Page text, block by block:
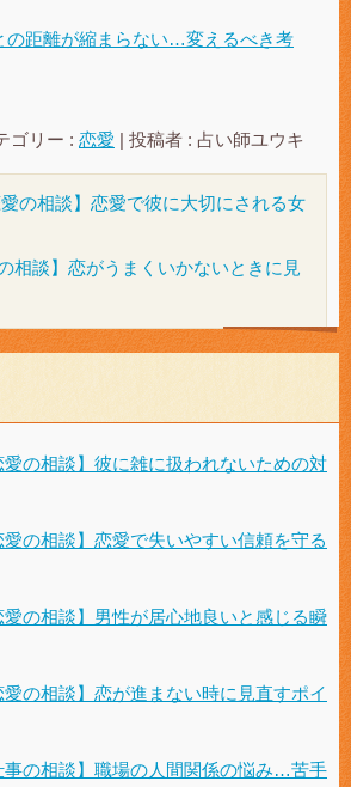
の距離が縮まらない…変えるべき考
ゴリー : 恋愛 | 投稿者 : 占い師ユウキ
の相談】恋愛で彼に大切にされる女
相談】恋がうまくいかないときに見
愛の相談】彼に雑に扱われないための対
愛の相談】恋愛で失いやすい信頼を守る
愛の相談】男性が居心地良いと感じる瞬
愛の相談】恋が進まない時に見直すポイ
事の相談】職場の人間関係の悩み…苦手